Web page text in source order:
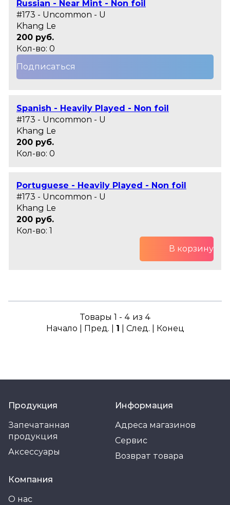
Russian - Near Mint - Non foil
#173 - Uncommon - U
Khang Le
200 руб.
Кол-во: 0
Подписаться
Spanish - Heavily Played - Non foil
#173 - Uncommon - U
Khang Le
200 руб.
Кол-во: 0
Portuguese - Heavily Played - Non foil
#173 - Uncommon - U
Khang Le
200 руб.
Кол-во: 1
В корзину
Товары 1 - 4 из 4
Начало | Пред. | 1 | След. | Конец
Продукция
Запечатанная
продукция
Аксессуары
Информация
Адреса магазинов
Сервис
Возврат товара
Компания
О нас